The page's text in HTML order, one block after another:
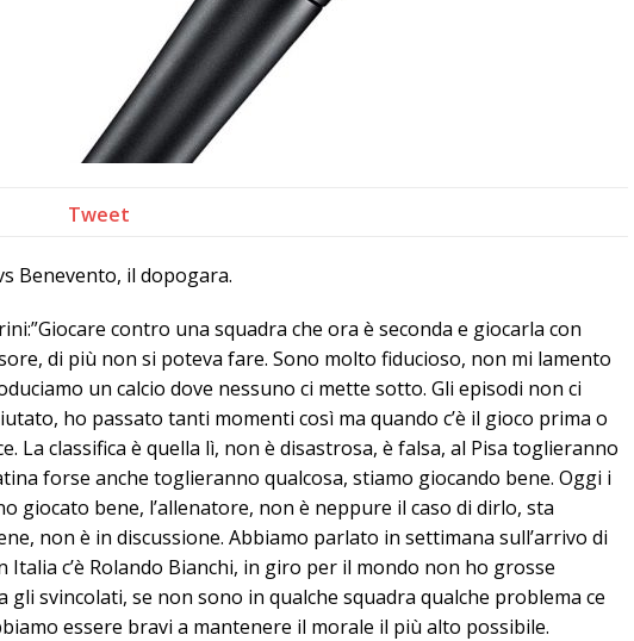
Tweet
Benevento, il dopogara.
contro una squadra che ora è seconda e giocarla con
di più non si poteva fare. Sono molto fiducioso, non mi lamento
un calcio dove nessuno ci mette sotto. Gli episodi non ci
ho passato tanti momenti così ma quando c’è il gioco prima o
La classifica è quella lì, non è disastrosa, è falsa, al Pisa toglieranno
forse anche toglieranno qualcosa, stiamo giocando bene. Oggi i
giocato bene, l’allenatore, non è neppure il caso di dirlo, sta
non è in discussione. Abbiamo parlato in settimana sull’arrivo di
Italia c’è Rolando Bianchi, in giro per il mondo non ho grosse
gli svincolati, se non sono in qualche squadra qualche problema ce
essere bravi a mantenere il morale il più alto possibile.